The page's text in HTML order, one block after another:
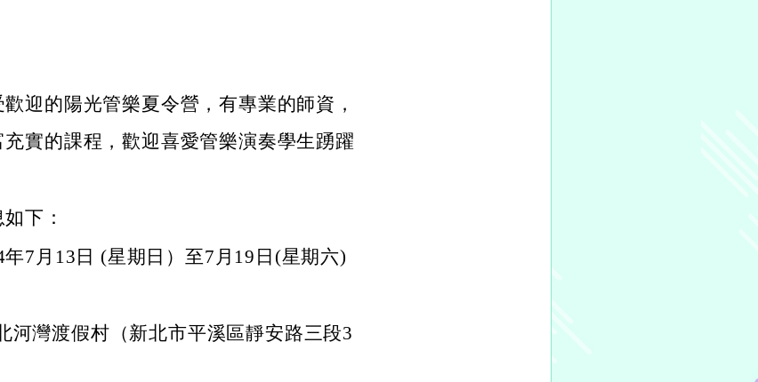
迎的陽光管樂夏令營，有專業的師資，
實的課程，歡迎喜愛管樂演奏學生踴躍
下：
7月13日 (星期日）至7月19日(星期六)
河灣渡假村（新北市平溪區靜安路三段3